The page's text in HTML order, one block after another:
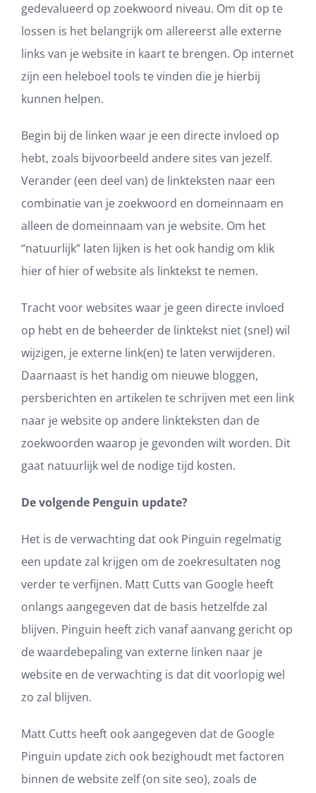
gedevalueerd op zoekwoord niveau. Om dit op te
lossen is het belangrijk om allereerst alle externe
links van je website in kaart te brengen. Op internet
zijn een heleboel tools te vinden die je hierbij
kunnen helpen.
Begin bij de linken waar je een directe invloed op
hebt, zoals bijvoorbeeld andere sites van jezelf.
Verander (een deel van) de linkteksten naar een
combinatie van je zoekwoord en domeinnaam en
alleen de domeinnaam van je website. Om het
“natuurlijk” laten lijken is het ook handig om klik
hier of hier of website als linktekst te nemen.
Tracht voor websites waar je geen directe invloed
op hebt en de beheerder de linktekst niet (snel) wil
wijzigen, je externe link(en) te laten verwijderen.
Daarnaast is het handig om nieuwe bloggen,
persberichten en artikelen te schrijven met een link
naar je website op andere linkteksten dan de
zoekwoorden waarop je gevonden wilt worden. Dit
gaat natuurlijk wel de nodige tijd kosten.
De volgende Penguin update?
Het is de verwachting dat ook Pinguin regelmatig
een update zal krijgen om de zoekresultaten nog
verder te verfijnen. Matt Cutts van Google heeft
onlangs aangegeven dat de basis hetzelfde zal
blijven. Pinguin heeft zich vanaf aanvang gericht op
de waardebepaling van externe linken naar je
website en de verwachting is dat dit voorlopig wel
zo zal blijven.
Matt Cutts heeft ook aangegeven dat de Google
Pinguin update zich ook bezighoudt met factoren
binnen de website zelf (on site seo), zoals de